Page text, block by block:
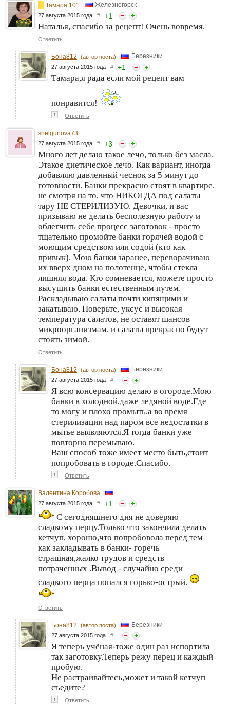
Тамара 101 Железногорск
27 августа 2015 года # +1
Наталья, спасибо за рецепт! Очень вовремя.
Ответить
Бона812 (автор поста) Березники
27 августа 2015 года # +1
Тамара,я рада если мой рецепт вам
понравится!
↑ Ответить
shelgunova73
27 августа 2015 года # +3
Много лет делаю такое лечо, только без масла.
Этакое диетическое лечо. Как вариант, иногда
добавляю давленный чеснок за 5 минут до
готовности. Банки прекрасно стоят в квартире,
не смотря на то, что НИКОГДА под салаты
тару НЕ СТЕРИЛИЗУЮ. Девочки, и вас
призываю не делать бесполезную работу и
облегчить себе процесс заготовок - просто
тщательно промойте банки горячей водой с
моющим средством или содой (кто как
привык). Мою банки заранее, переворачиваю
их вверх дном на полотенце, чтобы стекла
лишняя вода. Кто сомневается, можете просто
высушить банки естественным путем.
Раскладываю салаты почти кипящими и
закатываю. Поверьте, уксус и высокая
температура салатов, не оставят шансов
микроорганизмам, и салаты прекрасно будут
стоять зимой.
Ответить
Бона812 (автор поста) Березники
27 августа 2015 года #
Я всю консервацию делаю в огороде.Мою
банки в холодной,даже ледяной воде.Где
то могу и плохо промыть,а во время
стерилизации над паром все недостатки в
мытье выявляются.Я тогда банки уже
повторно перемываю.
Ваш способ тоже имеет место быть,стоит
попробовать в городе.Спасибо.
↑ Ответить
Валентина Коробова
27 августа 2015 года # +1
С сегодняшнего дня не доверяю
сладкому перцу.Только что закончила делать
кетчуп, хорошо,что попробовола перед тем
как закладывать в банки- горечь
страшная,жалко трудов и средств
потраченных .Вывод - случайно среди
сладкого перца попался горько-острый.
Ответить
Бона812 (автор поста) Березники
27 августа 2015 года #
Я теперь учёная-тоже один раз испортила
так заготовку.Теперь режу перец и каждый
пробую.
Не растраивайтесь,может и такой кетчуп
съедите?
↑ Ответить